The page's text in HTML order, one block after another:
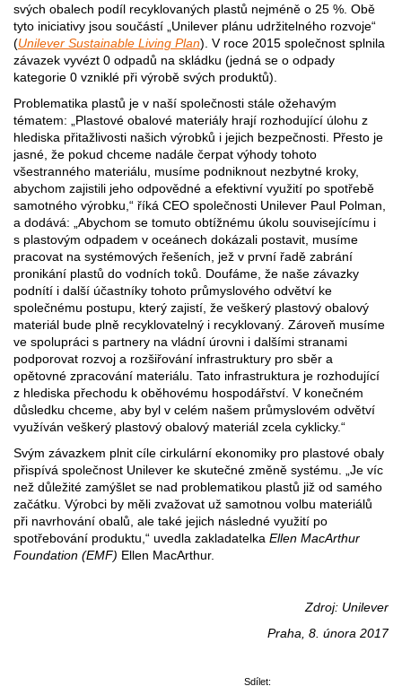
svých obalech podíl recyklovaných plastů nejméně o 25 %. Obě
tyto iniciativy jsou součástí „Unilever plánu udržitelného rozvoje“
(Unilever Sustainable Living Plan). V roce 2015 společnost splnila
závazek vyvézt 0 odpadů na skládku (jedná se o odpady
kategorie 0 vzniklé při výrobě svých produktů).
Problematika plastů je v naší společnosti stále ožehavým
tématem: „Plastové obalové materiály hrají rozhodující úlohu z
hlediska přitažlivosti našich výrobků i jejich bezpečnosti. Přesto je
jasné, že pokud chceme nadále čerpat výhody tohoto
všestranného materiálu, musíme podniknout nezbytné kroky,
abychom zajistili jeho odpovědné a efektivní využití po spotřebě
samotného výrobku,“ říká CEO společnosti Unilever Paul Polman,
a dodává: „Abychom se tomuto obtížnému úkolu souvisejícímu i
s plastovým odpadem v oceánech dokázali postavit, musíme
pracovat na systémových řešeních, jež v první řadě zabrání
pronikání plastů do vodních toků. Doufáme, že naše závazky
podnítí i další účastníky tohoto průmyslového odvětví ke
společnému postupu, který zajistí, že veškerý plastový obalový
materiál bude plně recyklovatelný i recyklovaný. Zároveň musíme
ve spolupráci s partnery na vládní úrovni i dalšími stranami
podporovat rozvoj a rozšiřování infrastruktury pro sběr a
opětovné zpracování materiálu. Tato infrastruktura je rozhodující
z hlediska přechodu k oběhovému hospodářství. V konečném
důsledku chceme, aby byl v celém našem průmyslovém odvětví
využíván veškerý plastový obalový materiál zcela cyklicky.“
Svým závazkem plnit cíle cirkulární ekonomiky pro plastové obaly
přispívá společnost Unilever ke skutečné změně systému. „Je víc
než důležité zamýšlet se nad problematikou plastů již od samého
začátku. Výrobci by měli zvažovat už samotnou volbu materiálů
při navrhování obalů, ale také jejich následné využití po
spotřebování produktu,“ uvedla zakladatelka Ellen MacArthur
Foundation (EMF) Ellen MacArthur.
Zdroj: Unilever
Praha, 8. února 2017
Sdílet: